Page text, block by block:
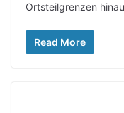
Ortsteilgrenzen
Read More